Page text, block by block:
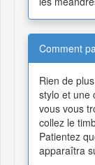
Comment
Rien de
stylo et une
vous vous
collez le
Patientez
apparaîtra